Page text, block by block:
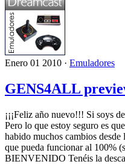
Enero 01 2010 · Emuladores
GENS4ALL
¡¡¡Feliz año nuevo!!! Si soys
Pero lo que estoy seguro es
habido muchos cambios
que pueda funcionar al 100%
BIENVENIDO Tenéis la